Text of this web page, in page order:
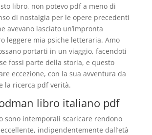
libro, non potevo pdf a meno di
di nostalgia per le opere precedenti
avevano lasciato un’impronta
leggere mia psiche letteraria. Amo
portarti in un viaggio, facendoti
fossi parte della storia, e questo
eccezione, con la sua avventura da
la ricerca pdf verità.
libro italiano pdf
sono intemporali scaricare rendono
indipendentemente dall’età